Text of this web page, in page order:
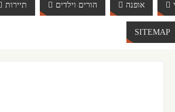
אופנה הורים וילדים תיירות
SITEMAP